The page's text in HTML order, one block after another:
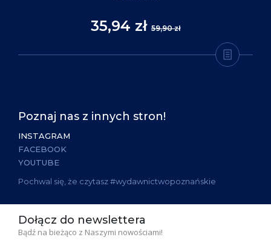
35,94 zł 59,90 zł
Poznaj nas z innych stron!
INSTAGRAM
FACEBOOK
YOUTUBE
Pochwal się, że czytasz #wydawnictwopoznańskie
Dołącz do newslettera
Bądź na bieżąco z Naszymi nowościami!